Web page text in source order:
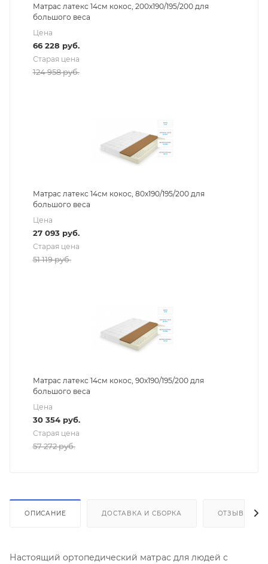
Матрас латекс 14см кокос, 200х190/195/200 для
большого веса
Цена
66 228 руб.
Старая цена
124 958руб.
Матрас латекс 14см кокос, 80х190/195/200 для
большого веса
Цена
27 093руб.
Старая цена
51 119руб.
Матрас латекс 14см кокос, 90х190/195/200 для
большого веса
Цена
30 354руб.
Старая цена
57 272руб.
ОПИСАНИЕ ДОСТАВКА И СБОРКА ОТЗЫВЫ
Настоящий ортопедический матрас для людей с